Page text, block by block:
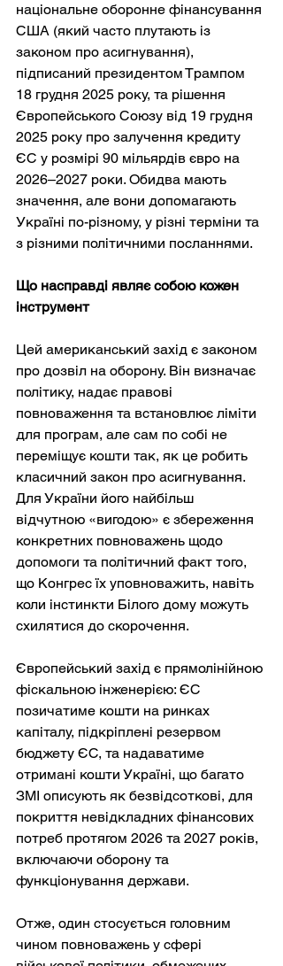
національне оборонне фінансування
США (який часто плутають із
законом про асигнування),
підписаний президентом Трампом
18 грудня 2025 року, та рішення
Європейського Союзу від 19 грудня
2025 року про залучення кредиту
ЄС у розмірі 90 мільярдів євро на
2026–2027 роки. Обидва мають
значення, але вони допомагають
Україні по-різному, у різні терміни та
з різними політичними посланнями.
Що насправді являє собою кожен
інструмент
Цей американський захід є законом
про дозвіл на оборону. Він визначає
політику, надає правові
повноваження та встановлює ліміти
для програм, але сам по собі не
переміщує кошти так, як це робить
класичний закон про асигнування.
Для України його найбільш
відчутною «вигодою» є збереження
конкретних повноважень щодо
допомоги та політичний факт того,
що Конгрес їх уповноважить, навіть
коли інстинкти Білого дому можуть
схилятися до скорочення.
Європейський захід є прямолінійною
фіскальною інженерією: ЄС
позичатиме кошти на ринках
капіталу, підкріплені резервом
бюджету ЄС, та надаватиме
отримані кошти Україні, що багато
ЗМІ описують як безвідсоткові, для
покриття невідкладних фінансових
потреб протягом 2026 та 2027 років,
включаючи оборону та
функціонування держави.
Отже, один стосується головним
чином повноважень у сфері